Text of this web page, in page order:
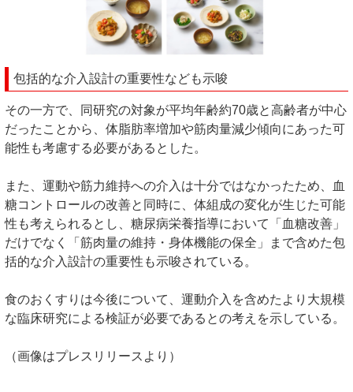
包括的な介入設計の重要性なども示唆
その一方で、同研究の対象が平均年齢約70歳と高齢者が中心
だったことから、体脂肪率増加や筋肉量減少傾向にあった可
能性も考慮する必要があるとした。
また、運動や筋力維持への介入は十分ではなかったため、血
糖コントロールの改善と同時に、体組成の変化が生じた可能
性も考えられるとし、糖尿病栄養指導において「血糖改善」
だけでなく「筋肉量の維持・身体機能の保全」まで含めた包
括的な介入設計の重要性も示唆されている。
食のおくすりは今後について、運動介入を含めたより大規模
な臨床研究による検証が必要であるとの考えを示している。
（画像はプレスリリースより）